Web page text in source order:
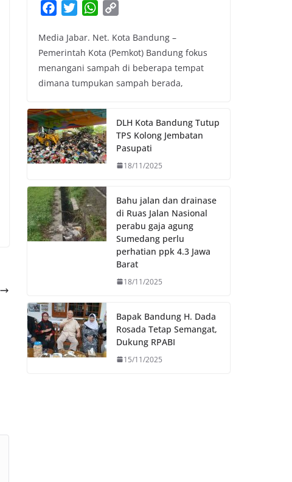
c
e
b
o
k
i
t
t
e
W
a
t
s
A
p
p
y
L
i
k
Media Jabar. Net. Kota Bandung –
Pemerintah Kota (Pemkot) Bandung fokus
menangani sampah di beberapa tempat
dimana tumpukan sampah berada,
DLH Kota Bandung Tutup
TPS Kolong Jembatan
Pasupati
18/11/2025
Bahu jalan dan drainase
di Ruas Jalan Nasional
perabu gaja agung
Sumedang perlu
perhatian ppk 4.3 Jawa
Barat
18/11/2025
Bapak Bandung H. Dada
Rosada Tetap Semangat,
Dukung RPABI
15/11/2025